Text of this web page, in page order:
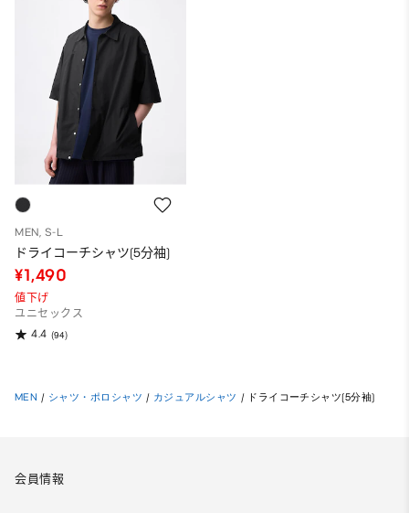
MEN, S-L
ドライコーチシャツ(5分袖)
¥1,490
値下げ
ユニセックス
4.4 (94)
MEN / シャツ・ポロシャツ / カジュアルシャツ / ドライコーチシャツ(5分袖)
会員情報